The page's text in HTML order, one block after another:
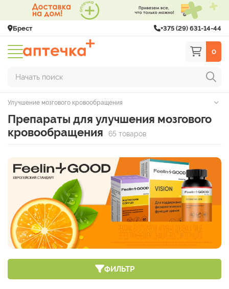
Брест +375 (29) 631-14-44
0
Начать поиск
Улучшение мозгового кровообращения
Препараты для улучшения мозгового
кровообращения
65 товаров
ФИЛЬТР